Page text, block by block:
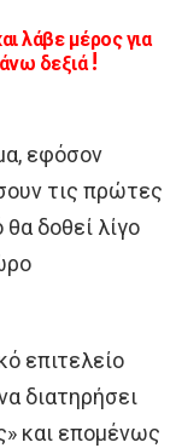
λάβε μέρος για
δεξιά !
εφόσον
τις πρώτες
δοθεί λίγο
επιτελείο
διατηρήσει
και επομένως